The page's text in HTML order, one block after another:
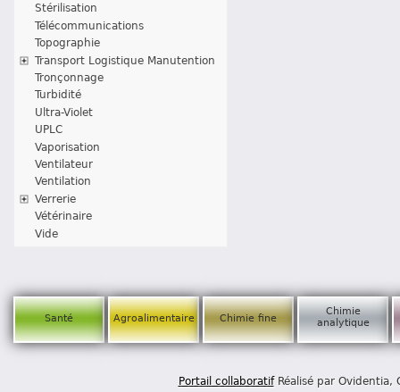
Stérilisation
Télécommunications
Topographie
Transport Logistique Manutention
Tronçonnage
Turbidité
Ultra-Violet
UPLC
Vaporisation
Ventilateur
Ventilation
Verrerie
Vétérinaire
Vide
Santé Agroalimentaire Chimie fine
Chimie
analytique
Portail collaboratifRéalisé par Ovidentia,